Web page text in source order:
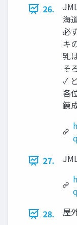
26.
海
必
キ
乳
そ
✓
各
錬
27.
28.
屋